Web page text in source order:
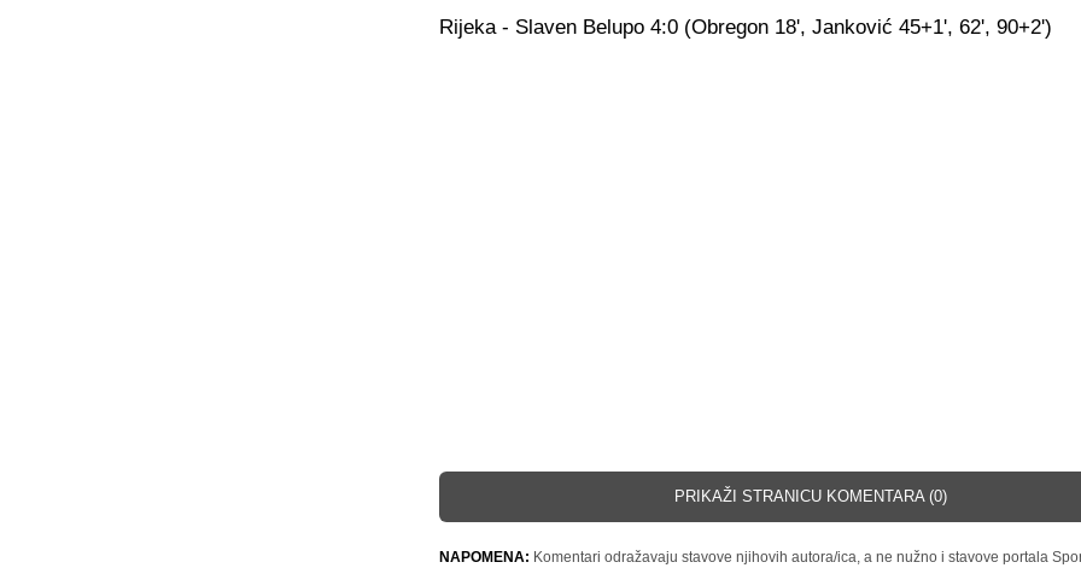
Rijeka - Slaven Belupo 4:0 (Obregon 18', Janković 45+1', 62', 90+2')
PRIKAŽI STRANICU KOMENTARA (0)
NAPOMENA: Komentari odražavaju stavove njihovih autora/ica, a ne nužno i stavove portala